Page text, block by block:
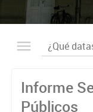
Informe
Públicos